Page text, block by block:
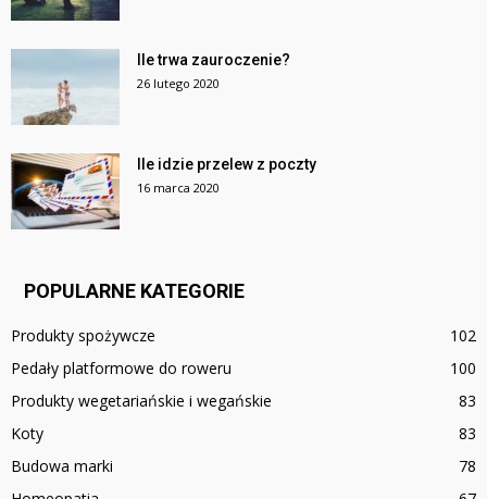
Ile trwa zauroczenie?
26 lutego 2020
Ile idzie przelew z poczty
16 marca 2020
POPULARNE KATEGORIE
Produkty spożywcze
102
Pedały platformowe do roweru
100
Produkty wegetariańskie i wegańskie
83
Koty
83
Budowa marki
78